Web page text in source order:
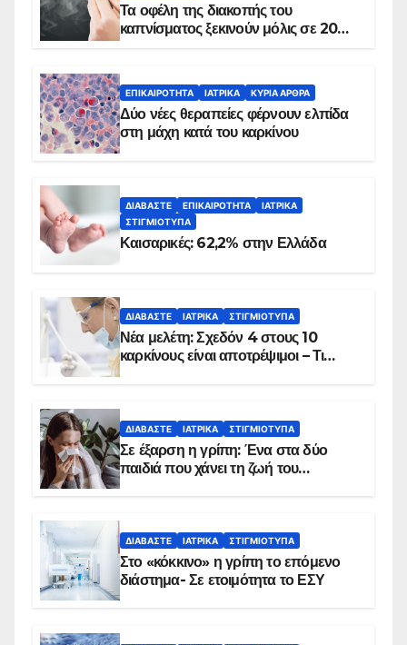
Τα οφέλη της διακοπής του
καπνίσματος ξεκινούν μόλις σε 20
ΕΠΙΚΑΙΡΌΤΗΤΑ ΙΑΤΡΙΚΆ ΚΥΡΙΑ ΑΡΘΡΑ
Δύο νέες θεραπείες φέρνουν ελπίδα
στη μάχη κατά του καρκίνου
ΔΙΑΒΆΣΤΕ ΕΠΙΚΑΙΡΌΤΗΤΑ
ΙΑΤΡΙΚΆ
ΣΤΙΓΜΙΌΤΥΠΑ
Καισαρικές: 62,2% στην Ελλάδα
ΔΙΑΒΆΣΤΕ ΙΑΤΡΙΚΆ ΣΤΙΓΜΙΌΤΥΠΑ
Νέα μελέτη: Σχεδόν 4 στους 10
καρκίνους είναι αποτρέψιμοι – Τι
ΔΙΑΒΆΣΤΕ ΙΑΤΡΙΚΆ ΣΤΙΓΜΙΌΤΥΠΑ
Σε έξαρση η γρίπη: Ένα στα δύο
παιδιά που χάνει τη ζωή του
ΔΙΑΒΆΣΤΕ ΙΑΤΡΙΚΆ ΣΤΙΓΜΙΌΤΥΠΑ
Στο «κόκκινο» η γρίπη το επόμενο
διάστημα- Σε ετοιμότητα το ΕΣΥ